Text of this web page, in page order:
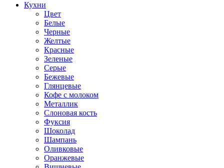
Кухни
Цвет
Белые
Черные
Желтые
Красные
Зеленые
Серые
Бежевые
Глянцевые
Кофе с молоком
Металлик
Слоновая кость
Фуксия
Шоколад
Шампань
Оливковые
Оранжевые